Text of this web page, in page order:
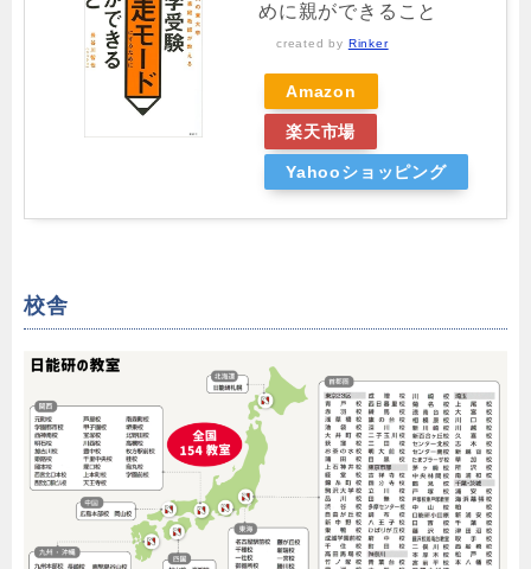
めに親ができること
created by Rinker
Amazon
楽天市場
Yahooショッピング
校舎